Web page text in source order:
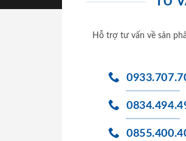
Hỗ trợ tư vấn về sản